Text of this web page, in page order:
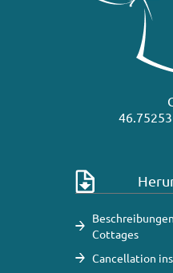
Cottages
Cancellation